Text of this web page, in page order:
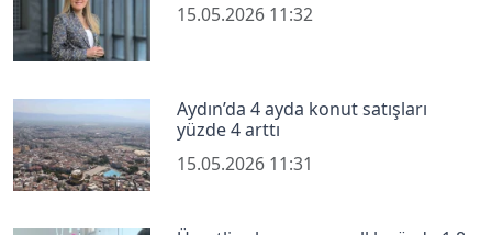
15.05.2026 11:32
Aydın’da 4 ayda konut satışları
yüzde 4 arttı
15.05.2026 11:31